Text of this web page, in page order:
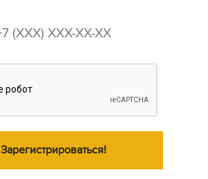
Зарегистрироваться!